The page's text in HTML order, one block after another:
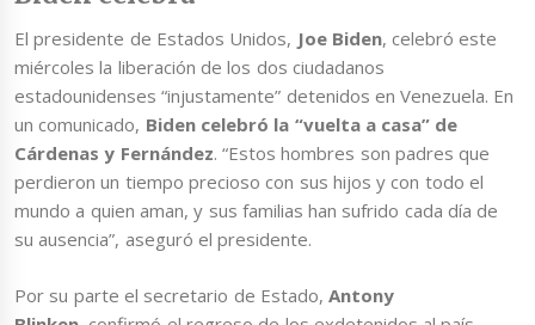
El presidente de Estados Unidos, Joe Biden, celebró este
miércoles la liberación de los dos ciudadanos
estadounidenses “injustamente” detenidos en Venezuela. En
un comunicado, Biden celebró la “vuelta a casa” de
Cárdenas y Fernández. “Estos hombres son padres que
perdieron un tiempo precioso con sus hijos y con todo el
mundo a quien aman, y sus familias han sufrido cada día de
su ausencia”, aseguró el presidente.
Por su parte el secretario de Estado,Antony